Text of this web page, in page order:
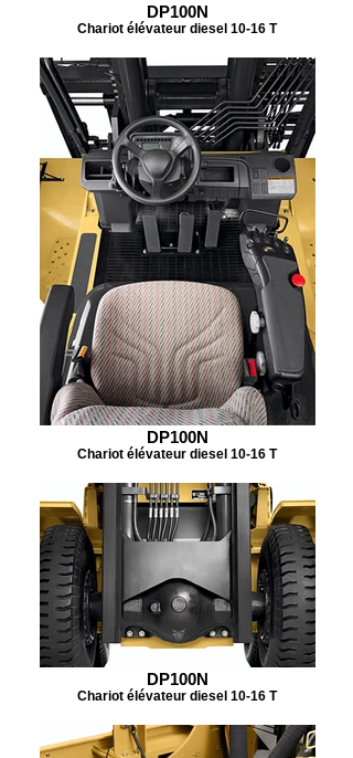
DP100N
Chariot élévateur diesel 10-16 T
DP100N
Chariot élévateur diesel 10-16 T
DP100N
Chariot élévateur diesel 10-16 T